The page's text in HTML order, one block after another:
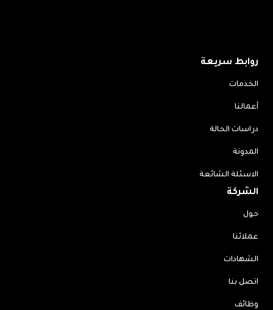
روابط سريعة
الخدمات
أعمالنا
دراسات الحالة
المدونة
الاسئلة الشائعة
الشركة
حول
عملائنا
الشهادات
اتصل بنا
وظائف